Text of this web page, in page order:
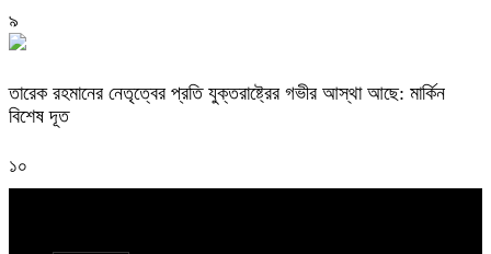
৯
তারেক রহমানের নেতৃত্বের প্রতি যুক্তরাষ্ট্রের গভীর আস্থা আছে: মার্কিন
বিশেষ দূত
১০